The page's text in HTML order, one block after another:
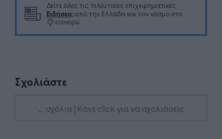
Δείτε όλες τις τελευταίες επιχειρηματικές
Ειδήσεις από την Ελλάδα και τον κόσμο στο
Σχολιάστε
... σχόλια | Κάνε click για να σχολιάσεις